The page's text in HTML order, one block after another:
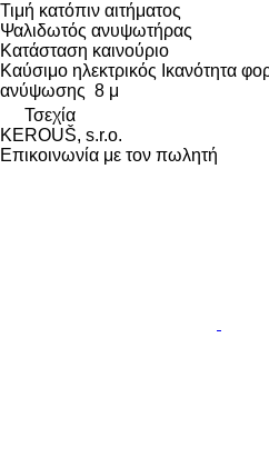
Τιμή κατόπιν αιτήματος
Ψαλιδωτός ανυψωτήρας
Κατάσταση καινούριο
Καύσιμο ηλεκτρικός Ικανότητα
ανύψωσης 8 μ
Τσεχία
KEROUŠ, s.r.o.
Επικοινωνία με τον πωλητή